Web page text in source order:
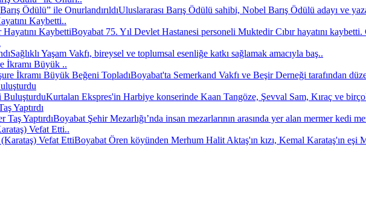
Uluslararası Barış Ödülü sahibi, Nobel Barış Ödülü adayı ve
Kaybetti..
Boyabat 75. Yıl Devlet Hastanesi personeli Muktedir Cıbır hayatını kaybetti.
Sağlıklı Yaşam Vakfı, bireysel ve toplumsal esenliğe katkı sağlamak amacıyla baş..
İkramı Büyük ..
Boyabat'ta Semerkand Vakfı ve Beşir Derneği tarafından
Kurtalan Ekspres'in Harbiye konserinde Kaan Tangöze, Şevval Sam, Kıraç ve
Yaptırdı
Boyabat Şehir Mezarlığı’nda insan mezarlarının arasında yer alan mermer kedi
Vefat Etti..
Boyabat Ören köyünden Merhum Halit Aktaş'ın kızı, Kemal Karataş'ın eşi